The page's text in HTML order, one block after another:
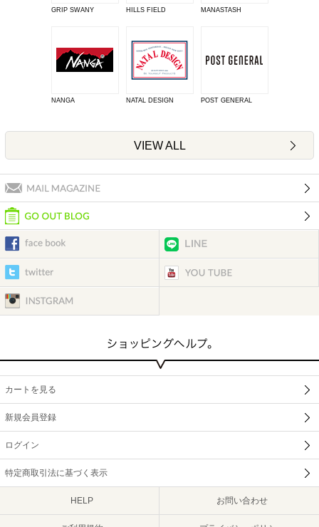
GRIP SWANY HILLS FIELD MANASTASH
NANGA NATAL DESIGN POST GENERAL
VIEW ALL
カートを見る
新規会員登録
ログイン
特定商取引法に基づく表示
HELP お問い合わせ